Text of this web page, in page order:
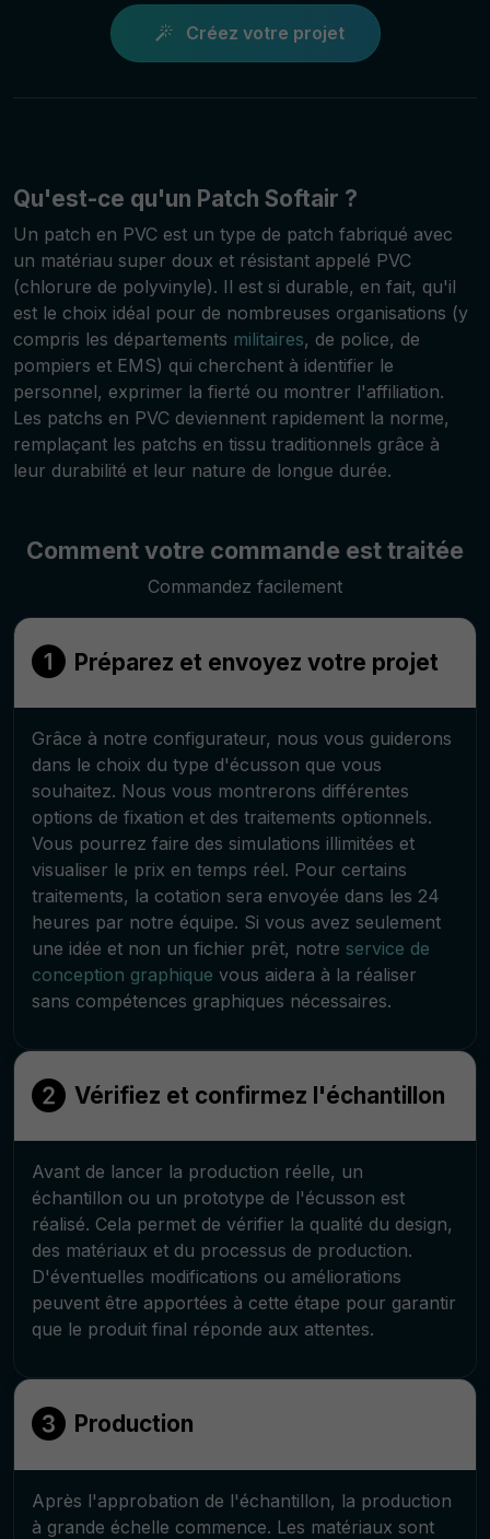
Créez votre projet
Qu'est-ce qu'un Patch Softair ?
Un patch en PVC est un type de patch fabriqué avec
un matériau super doux et résistant appelé PVC
(chlorure de polyvinyle). Il est si durable, en fait, qu'il
est le choix idéal pour de nombreuses organisations (y
compris les départements militaires, de police, de
pompiers et EMS) qui cherchent à identifier le
personnel, exprimer la fierté ou montrer l'affiliation.
Les patchs en PVC deviennent rapidement la norme,
remplaçant les patchs en tissu traditionnels grâce à
leur durabilité et leur nature de longue durée.
Comment votre commande est traitée
Commandez facilement
Préparez et envoyez votre projet
Grâce à notre configurateur, nous vous guiderons
dans le choix du type d'écusson que vous
souhaitez. Nous vous montrerons différentes
options de fixation et des traitements optionnels.
Vous pourrez faire des simulations illimitées et
visualiser le prix en temps réel. Pour certains
traitements, la cotation sera envoyée dans les 24
heures par notre équipe. Si vous avez seulement
une idée et non un fichier prêt, notre service de
conception graphique vous aidera à la réaliser
sans compétences graphiques nécessaires.
Vérifiez et confirmez l'échantillon
Avant de lancer la production réelle, un
échantillon ou un prototype de l'écusson est
réalisé. Cela permet de vérifier la qualité du design,
des matériaux et du processus de production.
D'éventuelles modifications ou améliorations
peuvent être apportées à cette étape pour garantir
que le produit final réponde aux attentes.
Production
Après l'approbation de l'échantillon, la production
à grande échelle commence. Les matériaux sont